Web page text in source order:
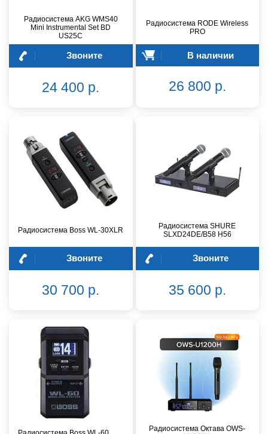
Радиосистема AKG WMS40
Mini Instrumental Set BD
US25C
Звоните
24 400 р.
Радиосистема RODE Wireless
PRO
В наличии
26 800 р.
Радиосистема Boss WL-30XLR
Звоните
30 700 р.
Радиосистема SHURE
SLXD24DE/B58 H56
Звоните
35 600 р.
Радиосистема Октава OWS-